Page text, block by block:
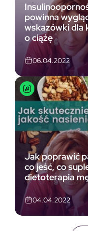
powinna
wskazówki dla
o ciążę
06.04.2022
Jak poprawić
co jeść, co
dietoterapia
04.04.2022